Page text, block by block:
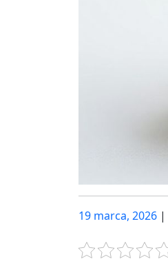
Posted
19 marca, 2026 |